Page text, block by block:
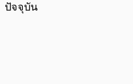
ปัจจุบัน